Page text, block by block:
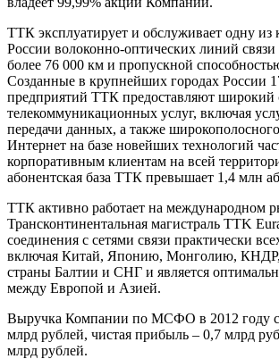
ТТК эксплуатирует и обслуживает одну
России волоконно-оптических линий
более 76 000 км и пропускной
Созданные в крупнейших городах России
предприятий ТТК предоставляют широкий
телекоммуникационных услуг, включая
передачи данных, а также
Интернет на базе новейших технологий
корпоративным клиентам на всей
абонентская база ТТК превышает 1,4 млн
ТТК активно работает на международном
Трансконтинентальная магистраль TTK
соединения с сетями связи практически
включая Китай, Японию, Монголию,
страны Балтии и СНГ и является
между Европой и Азией.
Выручка Компании по МСФО в 2012 году
млрд рублей, чистая прибыль – 0,7 млрд
млрд рублей.